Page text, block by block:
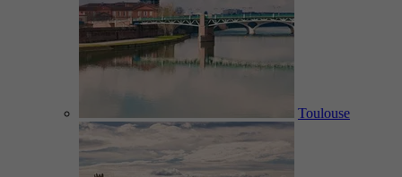
Toulouse